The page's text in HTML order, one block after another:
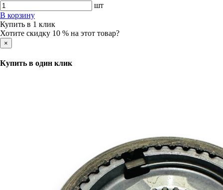
шт
В корзину
Купить в 1 клик
Хотите скидку 10 % на этот товар?
×
Купить в один клик